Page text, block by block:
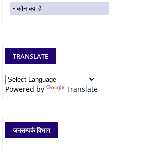
कौन-क्या है
TRANSLATE
Powered by Translate
जनसम्पर्क विभाग